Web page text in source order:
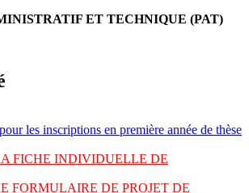
ET TECHNIQUE (PAT)
les inscriptions en première année de thèse
FICHE INDIVIDUELLE DE
FORMULAIRE DE PROJET DE